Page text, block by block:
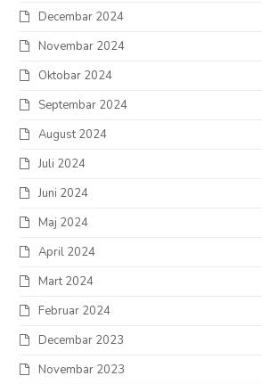
Decembar 2024
Novembar 2024
Oktobar 2024
Septembar 2024
August 2024
Juli 2024
Juni 2024
Maj 2024
April 2024
Mart 2024
Februar 2024
Decembar 2023
Novembar 2023